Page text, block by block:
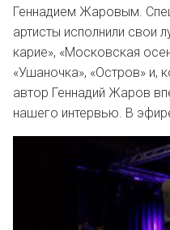
Геннадием Жаровым.
артисты исполнили свои
карие», «Московская
«Ушаночка», «Остров» и,
автор Геннадий Жаров
нашего интервью. В